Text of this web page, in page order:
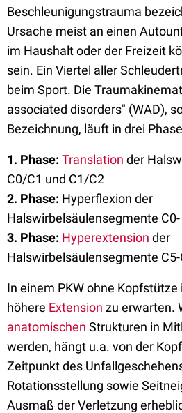
Beschleunigungstrauma
Ursache meist an einen
im Haushalt oder der Freizeit
sein. Ein Viertel aller
beim Sport. Die
associated disorders" (WAD),
Bezeichnung, läuft in drei
1. Phase: Translation der
C0/C1 und C1/C2
2. Phase: Hyperflexion der
Halswirbelsäulensegmente C0-
3. Phase: Hyperextension der
Halswirbelsäulensegmente C5-
In einem PKW ohne
höhere Extension zu erwarten.
anatomischen Strukturen in
werden, hängt u.a. von der
Zeitpunkt des
Rotationsstellung sowie
Ausmaß der Verletzung